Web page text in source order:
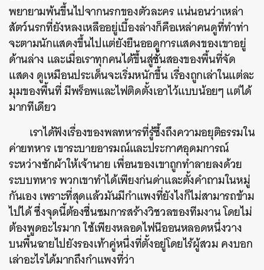
พยายามพ้นขึ้นไปจากนรกของตัวละคร แน่นอนว่าเหล่า
สัตว์นรกที่ยังหลงเหลืออยู่เบื้องล่างก็คือเหล่าคนดูที่ทำท่า
จะตามนักแสดงขึ้นไปแต่ยังยืนออดูการแสดงของเขาอยู่
ด้านล่าง และเมื่อเราทุกคนได้ขึ้นสู่ชั้นสองของพื้นที่จัด
แสดง ดูเหมือนประเด็นจะเริ่มหนักขึ้น เรื่องถูกเล่าในแต่ละ
มุมของพื้นที่ มีพร็อพและไฟติดตั้งเอาไว้แบบน้อยๆ แต่ได้
มากทีเดียว
เราได้ฟังเรื่องของพลทหารที่รู้ซึ้งถึงความอยุติธรรมใน
ค่ายทหาร เขาระบายอารมณ์และประกาศอุดมการณ์
ระหว่างซักผ้าให้เจ้านาย เพื่อนของเขาถูกทำลายลงด้วย
ระบบทหาร พวกเขาทำได้เพียงก่นด่าและตั้งคำถามในหมู่
กันเอง เพราะที่สุดแล้วมันมีกำแพงที่ยังไงก็ไม่สามารถข้าม
ไปได้ ซึ่งจุดนี้ต้องชื่นชมการสร้างวิชวลของทีมงาน โดยไม่
ต้องพูดอะไรมาก ใช้เพียงหลอดไฟนีออนหลอดหนึ่งวาง
บนพื้นฉายไปยังรองเท้าคู่หนึ่งที่ตั้งอยู่โดยไร้ผู้สวม คงบอก
เล่าอะไรได้มากถึงกำแพงที่ว่า